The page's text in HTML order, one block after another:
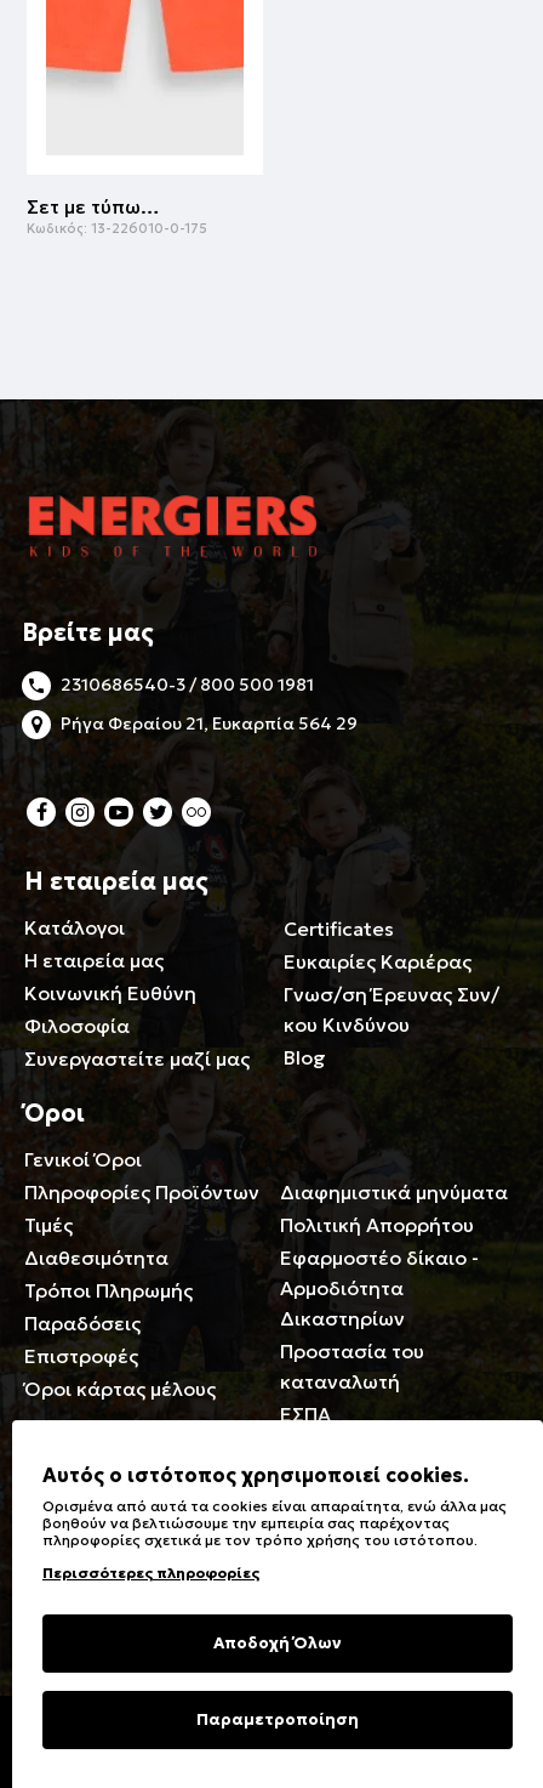
Σετ με τύπωμα | ΠΑΠΡΙΚΑ
Κωδικός: 13-226010-0-175
Βρείτε μας
2310686540-3 / 800 500 1981
Ρήγα Φεραίου 21, Ευκαρπία 564 29
Η εταιρεία μας
Κατάλογοι
Η εταιρεία μας
Κοινωνική Ευθύνη
Φιλοσοφία
Συνεργαστείτε μαζί μας
Certificates
Ευκαιρίες Καριέρας
Γνωσ/ση Έρευνας Συν/
κου Κινδύνου
Blog
Όροι
Γενικοί Όροι
Πληροφορίες Προϊόντων
Τιμές
Διαθεσιμότητα
Τρόποι Πληρωμής
Παραδόσεις
Επιστροφές
Όροι κάρτας μέλους
Περιορισμοί ευθύνης
Διαφημιστικά μηνύματα
Πολιτική Απορρήτου
Εφαρμοστέο δίκαιο -
Αρμοδιότητα
Δικαστηρίων
Προστασία του
καταναλωτή
ΕΣΠΑ
Γενικά
Καταστήματα
Ειδικές Εκπτώσεις ΑμΕΑ
Δωροκάρτες
Συχνές Ερωτήσεις
Φροντίδα Ρούχων
Σύμβολα πλύσης,
σιδερώματος
υφασμάτων
Επικοινωνία
Copyright © 2023 Energiers.gr
Αυτός ο ιστότοπος χρησιμοποιεί cookies.
Ορισμένα από αυτά τα cookies είναι απαραίτητα, ενώ άλλα μας
βοηθούν να βελτιώσουμε την εμπειρία σας παρέχοντας
πληροφορίες σχετικά με τον τρόπο χρήσης του ιστότοπου.
Περισσότερες πληροφορίες
Αποδοχή Όλων
Παραμετροποίηση